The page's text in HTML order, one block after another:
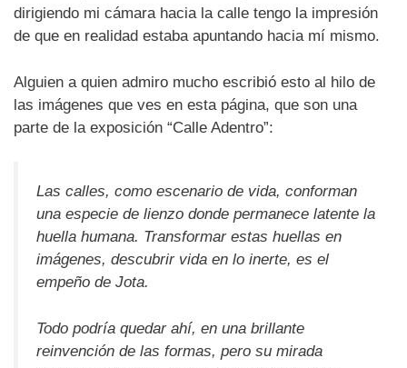
dirigiendo mi cámara hacia la calle tengo la impresión
de que en realidad estaba apuntando hacia mí mismo.
Alguien a quien admiro mucho escribió esto al hilo de
las imágenes que ves en esta página, que son una
parte de la exposición “Calle Adentro”:
Las calles, como escenario de vida, conforman
una especie de lienzo donde permanece latente la
huella humana. Transformar estas huellas en
imágenes, descubrir vida en lo inerte, es el
empeño de Jota.
Todo podría quedar ahí, en una brillante
reinvención de las formas, pero su mirada